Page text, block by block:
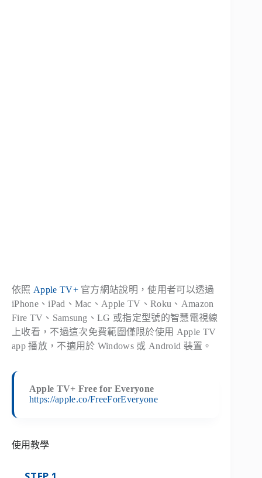
依照 Apple TV+官方網站說明，使用者可以透過
iPhone、iPad、Mac、Apple TV、Roku、Amazon
Fire TV、Samsung、LG 或指定型號的智慧電視線
上收看，不過這次免費範圍僅限於使用 Apple TV
app 播放，不適用於 Windows 或 Android 裝置。
Apple TV+ Free for Everyone
https://apple.co/FreeForEveryone
使用教學